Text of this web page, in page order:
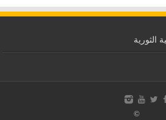
الثورية
©